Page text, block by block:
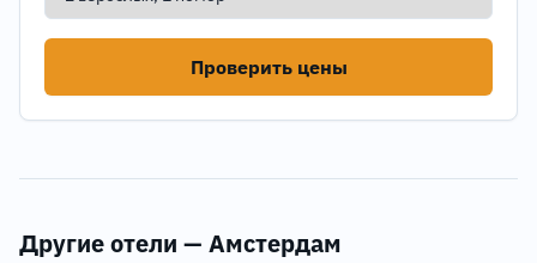
Проверить цены
Другие отели — Амстердам